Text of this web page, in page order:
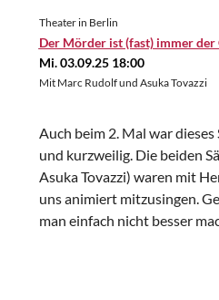
Theater in Berlin
Der Mörder ist (fast) immer der
Mi. 03.09.25 18:00
Mit Marc Rudolf und Asuka Tovazzi
Auch beim 2. Mal war
und kurzweilig. Die beiden
Asuka Tovazzi) waren mit
uns animiert mitzusingen.
man einfach nicht besser